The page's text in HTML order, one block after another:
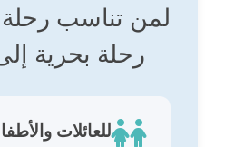
لمن تناسب رحلة
رحلة بحرية
للعائلات